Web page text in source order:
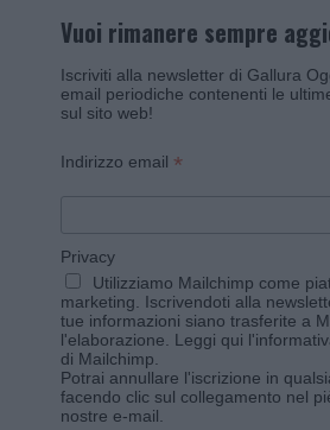
Vuoi rimanere sempre
Iscriviti alla newsletter di Gallura
email periodiche contenenti le
sul sito web!
Indirizzo email *
Privacy
Utilizziamo Mailchimp come
marketing. Iscrivendoti alla
tue informazioni siano trasferite a
l'elaborazione. Leggi qui
di Mailchimp
Potrai annullare l'iscrizione in
facendo clic sul collegamento nel
nostre e-mail.